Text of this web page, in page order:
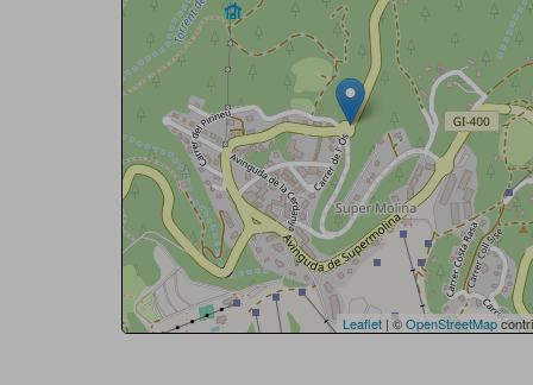
Leaflet| ©OpenStreetMap